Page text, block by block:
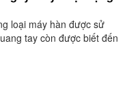
loại máy hàn được sử
tay còn được biết đến